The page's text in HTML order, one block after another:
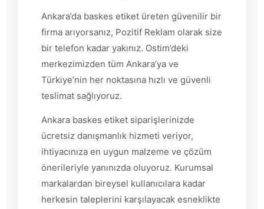
Ankara’da baskes etiket üreten güvenilir bir
firma arıyorsanız, Pozitif Reklam olarak size
bir telefon kadar yakınız. Ostim’deki
merkezimizden tüm Ankara’ya ve
Türkiye’nin her noktasına hızlı ve güvenli
teslimat sağlıyoruz.
Ankara baskes etiket siparişlerinizde
ücretsiz danışmanlık hizmeti veriyor,
ihtiyacınıza en uygun malzeme ve çözüm
önerileriyle yanınızda oluyoruz. Kurumsal
markalardan bireysel kullanıcılara kadar
herkesin taleplerini karşılayacak esneklikte